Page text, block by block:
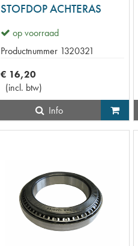
STOFDOP ACHTERAS
op voorraad
Productnummer 1320321
€ 16,20
(incl. btw)
Info